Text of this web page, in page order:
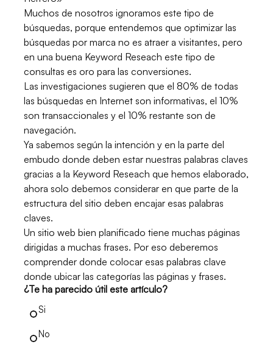
Muchos de nosotros ignoramos este tipo de
búsquedas, porque entendemos que optimizar las
búsquedas por marca no es atraer a visitantes, pero
en una buena Keyword Reseach este tipo de
consultas es oro para las conversiones.
Las investigaciones sugieren que el 80% de todas
las búsquedas en Internet son informativas, el 10%
son transaccionales y el 10% restante son de
navegación.
Ya sabemos según la intención y en la parte del
embudo donde deben estar nuestras palabras claves
gracias a la Keyword Reseach que hemos elaborado,
ahora solo debemos considerar en que parte de la
estructura del sitio deben encajar esas palabras
claves.
Un sitio web bien planificado tiene muchas páginas
dirigidas a muchas frases. Por eso deberemos
comprender donde colocar esas palabras clave
donde ubicar las categorías las páginas y frases.
¿Te ha parecido útil este artículo?
Si
No